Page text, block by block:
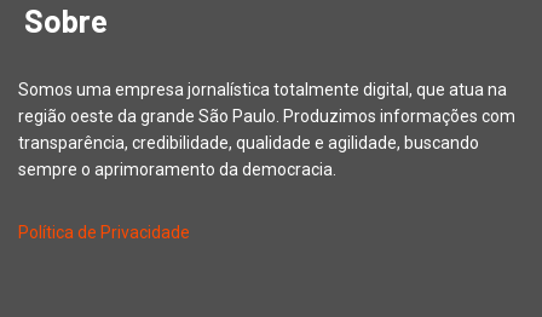
Sobre
Somos uma empresa jornalística totalmente digital, que atua na
região oeste da grande São Paulo. Produzimos informações com
transparência, credibilidade, qualidade e agilidade, buscando
sempre o aprimoramento da democracia.
Política de Privacidade